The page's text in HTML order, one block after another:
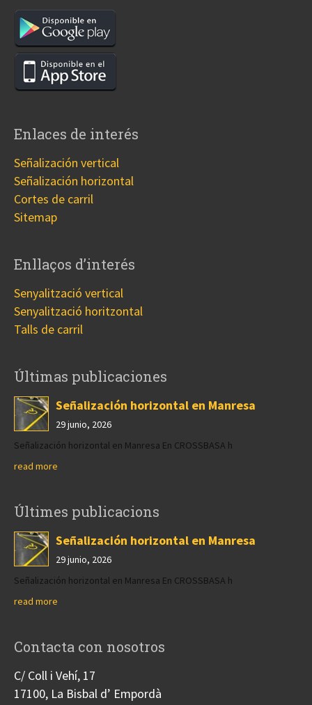
Enlaces de interés
Señalización vertical
Señalización horizontal
Cortes de carril
Sitemap
Enllaços d’interés
Senyalització vertical
Senyalització horitzontal
Talls de carril
Últimas publicaciones
Señalización horizontal en Manresa
29 junio, 2026
Señalización horizontal en Manresa En CROSSBASA h
read more
Últimes publicacions
Señalización horizontal en Manresa
29 junio, 2026
Señalización horizontal en Manresa En CROSSBASA h
read more
Contacta con nosotros
C/ Coll i Vehí, 17
17100, La Bisbal d’ Empordà